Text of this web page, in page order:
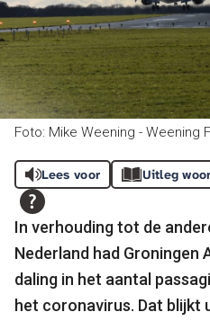
Foto: Mike Weening - Weening
Lees voor Uitleg
In verhouding tot de
Nederland had
daling in het aantal
het coronavirus. Dat blijkt